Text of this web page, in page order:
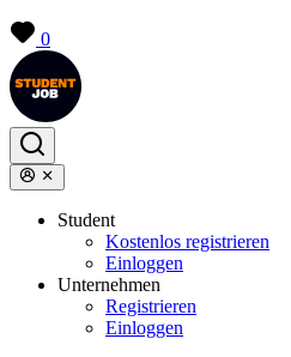
0
Student
Kostenlos registrieren
Einloggen
Unternehmen
Registrieren
Einloggen